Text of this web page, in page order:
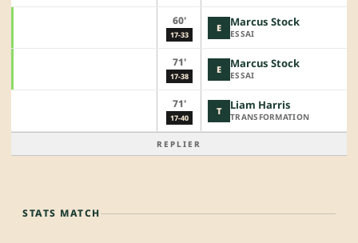
60'
17-33
E Marcus Stock
ESSAI
71'
17-38
E Marcus Stock
ESSAI
71'
17-40
T Liam Harris
TRANSFORMATION
REPLIER
STATS MATCH